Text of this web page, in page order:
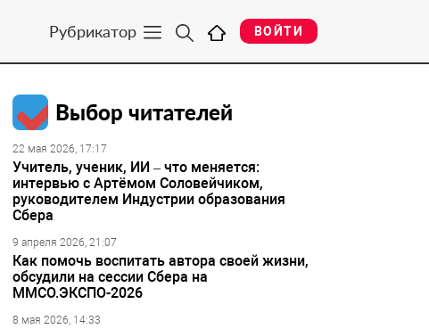
Рубрикатор ВОЙТИ
Выбор читателей
22 мая 2026, 17:17
Учитель, ученик, ИИ – что меняется:
интервью с Артёмом Соловейчиком,
руководителем Индустрии образования
Сбера
9 апреля 2026, 21:07
Как помочь воспитать автора своей жизни,
обсудили на сессии Сбера на
ММСО.ЭКСПО-2026
8 мая 2026, 14:33